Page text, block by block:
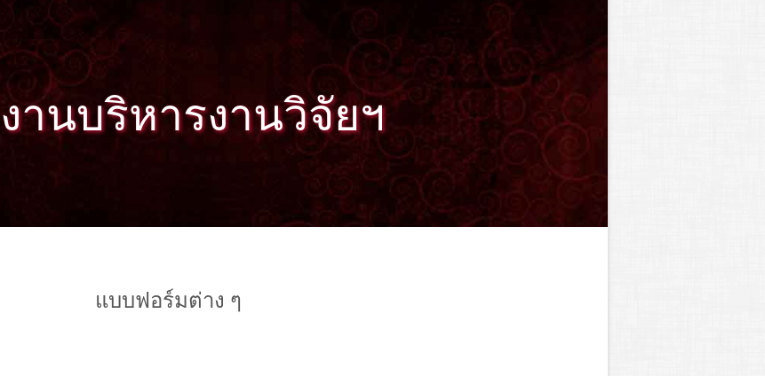
งานบริหารงานวิจัยฯ
แบบฟอร์มต่าง ๆ